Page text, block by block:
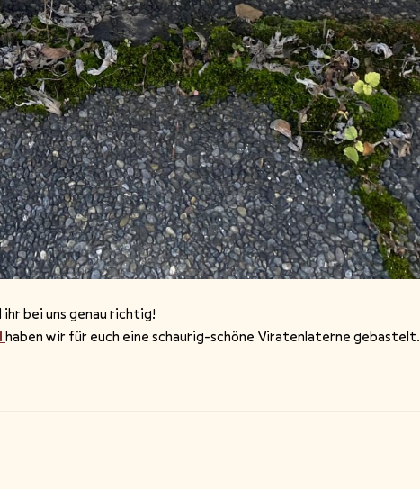
bei uns genau richtig!
haben wir für euch eine schaurig-schöne Viratenlaterne gebastelt.